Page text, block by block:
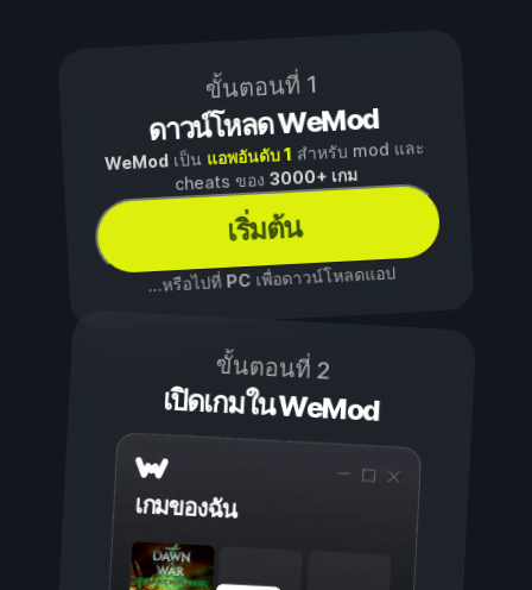
ขั้นตอนที่ 1
ดาวน์โหลด WeMod
WeModเป็น แอพอันดับ 1 สำหรับ mod และ
cheats ของ3000+ เกม
เริ่มต้น
...หรือไปที่ PCเพื่อดาวน์โหลดแอป
ขั้นตอนที่ 2
เปิดเกมใน WeMod
เกมของฉัน